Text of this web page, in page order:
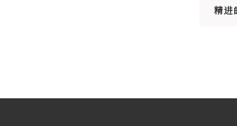
精进